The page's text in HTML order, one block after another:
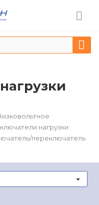
нагрузки
переключатель